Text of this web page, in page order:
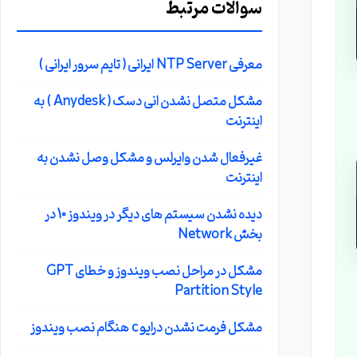
سوالات مرتبط
معرفی NTP Server ایرانی ( تایم سرور ایرانی )
مشکل متصل نشدن انی دسک ( Anydesk ) به
اینترنت
غیرفعال شدن وایرلس و مشکل وصل نشدن به
اینترنت
دیده نشدن سیستم های دیگر در ویندوز 10 در
بخش Network
مشکل در مراحل نصب ویندوز و خطای GPT
Partition Style
مشکل فرمت نشدن درایو c هنگام نصب ویندوز